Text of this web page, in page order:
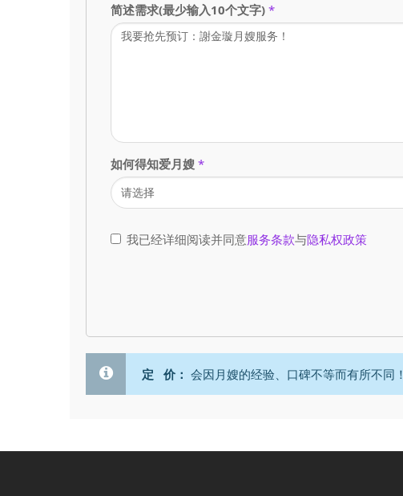
简述需求(最少输入10个文字) *
如何得知爱月嫂 *
我已经详细阅读并同意服务条款与隐私权政策
定 价： 会因月嫂的经验、口碑不等而有所不同！